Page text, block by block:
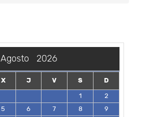
Agosto 2026
X J V S
D
1
2
5 6 7 8
9